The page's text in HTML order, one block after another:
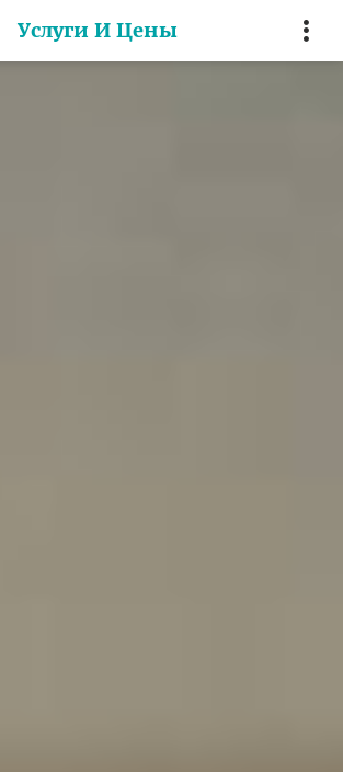
Услуги И Цены